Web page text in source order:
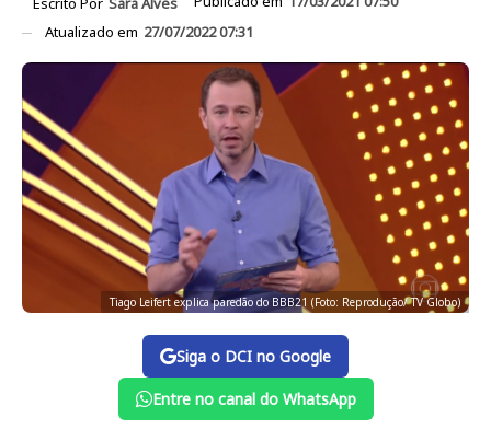
Atualizado em 27/07/2022 07:31
Tiago Leifert explica paredão do BBB21 (Foto: Reprodução/ TV Globo)
Siga o DCI no Google
Entre no canal do WhatsApp